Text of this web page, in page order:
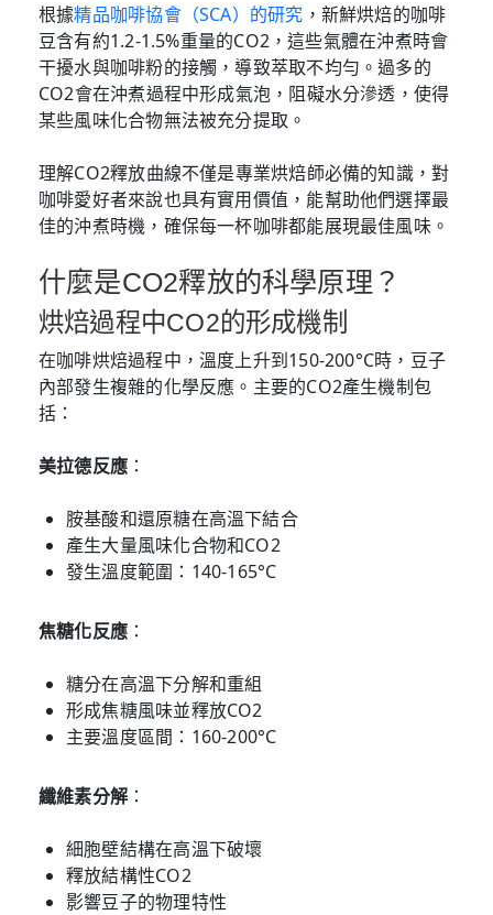
根據精品咖啡協會（SCA）的研究 ，新鮮烘焙的咖啡
豆含有約1.2-1.5%重量的CO2，這些氣體在沖煮時會
干擾水與咖啡粉的接觸，導致萃取不均勻。過多的
CO2會在沖煮過程中形成氣泡，阻礙水分滲透，使得
某些風味化合物無法被充分提取。
理解CO2釋放曲線不僅是專業烘焙師必備的知識，對
咖啡愛好者來說也具有實用價值，能幫助他們選擇最
佳的沖煮時機，確保每一杯咖啡都能展現最佳風味。
什麼是CO2釋放的科學原理？
烘焙過程中CO2的形成機制
在咖啡烘焙過程中，溫度上升到150-200°C時，豆子
內部發生複雜的化學反應。主要的CO2產生機制包
括：
美拉德反應 ：
胺基酸和還原糖在高溫下結合
產生大量風味化合物和CO2
發生溫度範圍：140-165°C
焦糖化反應 ：
糖分在高溫下分解和重組
形成焦糖風味並釋放CO2
主要溫度區間：160-200°C
纖維素分解 ：
細胞壁結構在高溫下破壞
釋放結構性CO2
影響豆子的物理特性